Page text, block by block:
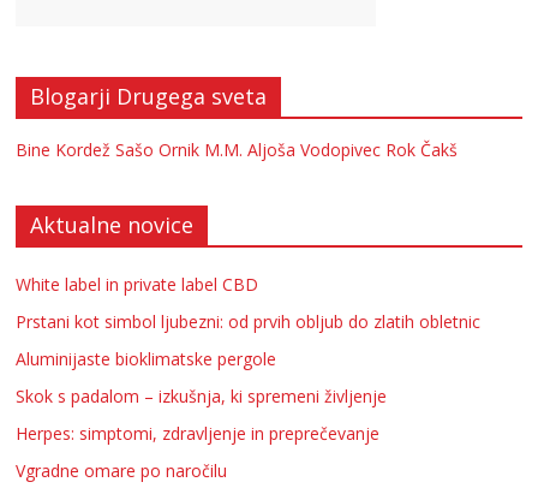
Blogarji Drugega sveta
Bine Kordež Sašo Ornik M.M. Aljoša Vodopivec Rok Čakš
Aktualne novice
White label in private label CBD
Prstani kot simbol ljubezni: od prvih obljub do zlatih obletnic
Aluminijaste bioklimatske pergole
Skok s padalom – izkušnja, ki spremeni življenje
Herpes: simptomi, zdravljenje in preprečevanje
Vgradne omare po naročilu